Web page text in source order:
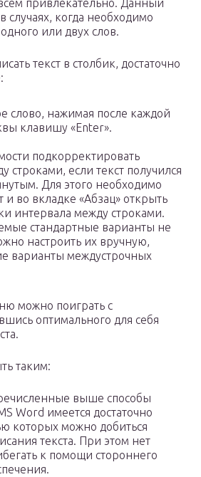
привлекательно. Данный
случаях, когда необходимо
или двух слов.
текст в столбик, достаточно
слово, нажимая после каждой
клавишу «Enter».
подкорректировать
строками, если текст получился
Для этого необходимо
и во вкладке «Абзац» открыть
интервала между строками.
стандартные варианты не
настроить их вручную,
варианты междустрочных
можно поиграть с
оптимального для себя
таким:
выше способы
Word имеется достаточно
которых можно добиться
текста. При этом нет
к помощи стороннего